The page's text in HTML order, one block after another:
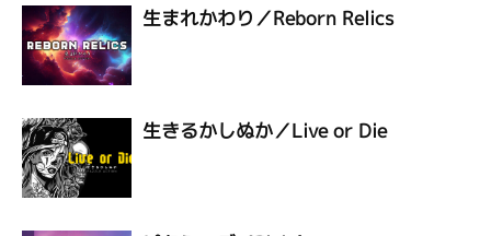
生まれかわり／Reborn Relics
生きるかしぬか／Live or Die